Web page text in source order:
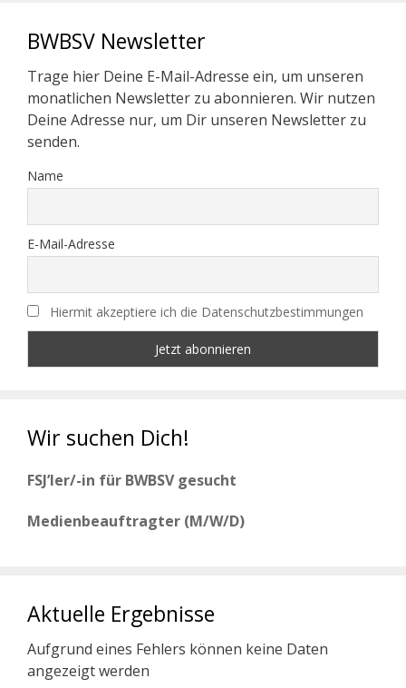
BWBSV Newsletter
Trage hier Deine E-Mail-Adresse ein, um unseren
monatlichen Newsletter zu abonnieren. Wir nutzen
Deine Adresse nur, um Dir unseren Newsletter zu
senden.
Name
E-Mail-Adresse
Hiermit akzeptiere ich die Datenschutzbestimmungen
Wir suchen Dich!
FSJ’ler/-in für BWBSV gesucht
Medienbeauftragter (M/W/D)
Aktuelle Ergebnisse
Aufgrund eines Fehlers können keine Daten
angezeigt werden